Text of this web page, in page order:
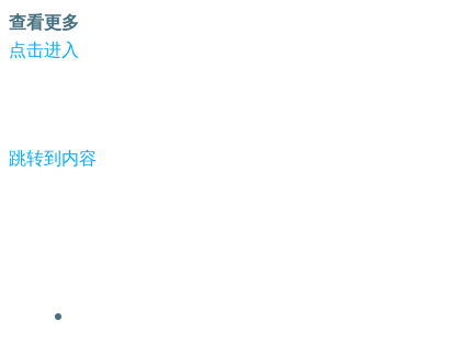
查看更多
点击进入
跳转到内容